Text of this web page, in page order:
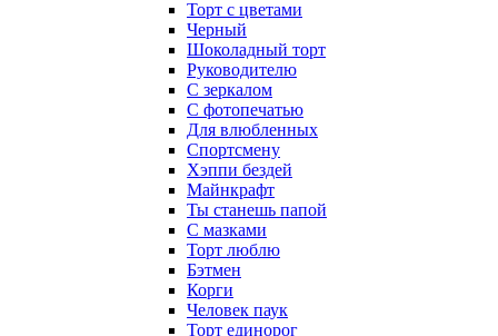
Торт с цветами
Черный
Шоколадный торт
Руководителю
С зеркалом
С фотопечатью
Для влюбленных
Спортсмену
Хэппи бездей
Майнкрафт
Ты станешь папой
С мазками
Торт люблю
Бэтмен
Корги
Человек паук
Торт единорог